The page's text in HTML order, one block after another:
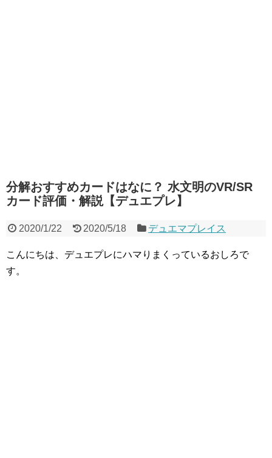
分解おすすめカードはなに？ 水文明のVR/SR
カード評価・解説【デュエプレ】
2020/1/22 2020/5/18 デュエマプレイス
こんにちは、デュエプレにハマりまくっているおしろで
す。